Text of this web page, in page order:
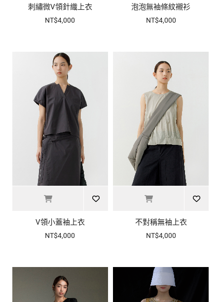
刺繡微V領針織上衣
NT$4,000
泡泡無袖條紋襯衫
NT$4,000
V領小蓋袖上衣
NT$4,000
不對稱無袖上衣
NT$4,000